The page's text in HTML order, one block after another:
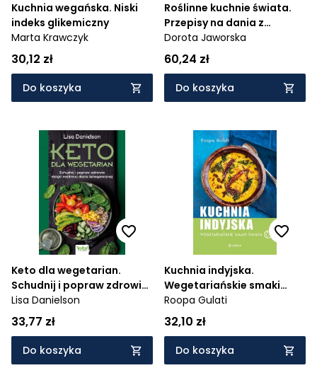
Kuchnia wegańska. Niski
indeks glikemiczny
Marta Krawczyk
30,12 zł
Do koszyka
Roślinne kuchnie świata.
Przepisy na dania z
każdego zakątka globu
Dorota Jaworska
60,24 zł
Do koszyka
Keto dla wegetarian.
Schudnij i popraw zdrowie
dzięki roślinnej diecie
ketogenicznej
Lisa Danielson
33,77 zł
Do koszyka
Kuchnia indyjska.
Wegetariańskie smaki
świata
Roopa Gulati
32,10 zł
Do koszyka